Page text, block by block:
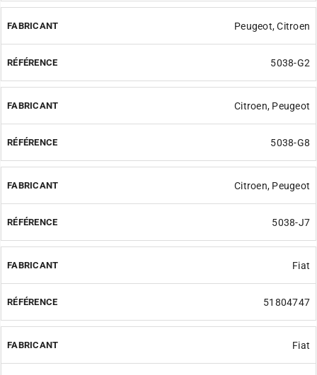
Peugeot, Citroen
5038-G2
Citroen, Peugeot
5038-G8
Citroen, Peugeot
5038-J7
Fiat
51804747
Fiat